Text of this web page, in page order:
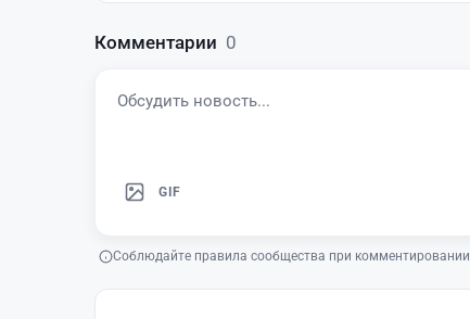
Комментарии 0
GIF
Соблюдайте правила сообщества при комментировании